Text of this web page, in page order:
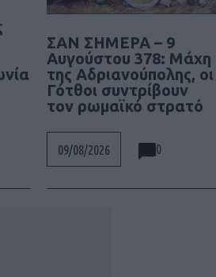
ΣΑΝ ΣΗΜΕΡΑ – 9
Αυγούστου 378: Μάχη
της Αδριανούπολης, οι
Γότθοι συντρίβουν
τον ρωμαϊκό στρατό
09/08/2026 0